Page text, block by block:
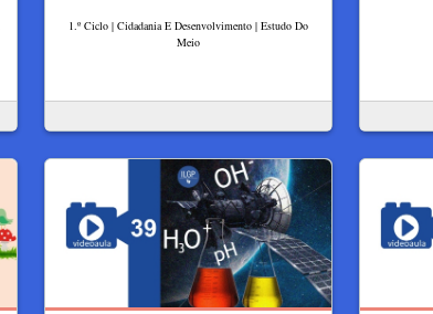
1.º Ciclo | Cidadania E Desenvolvimento | Estudo Do
Meio